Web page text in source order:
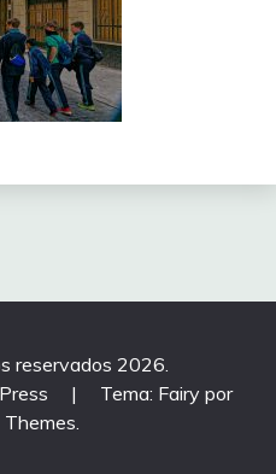
reservados 2026.
|
Tema: Fairy por
Themes